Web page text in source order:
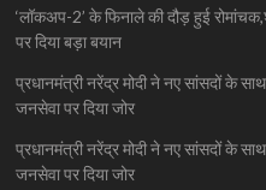
‘लॉकअप-2’ के फिनाले की दौड़ हुई
पर दिया बड़ा बयान
प्रधानमंत्री नरेंद्र मोदी ने नए सांसदों के
जनसेवा पर दिया जोर
प्रधानमंत्री नरेंद्र मोदी ने नए सांसदों के
जनसेवा पर दिया जोर